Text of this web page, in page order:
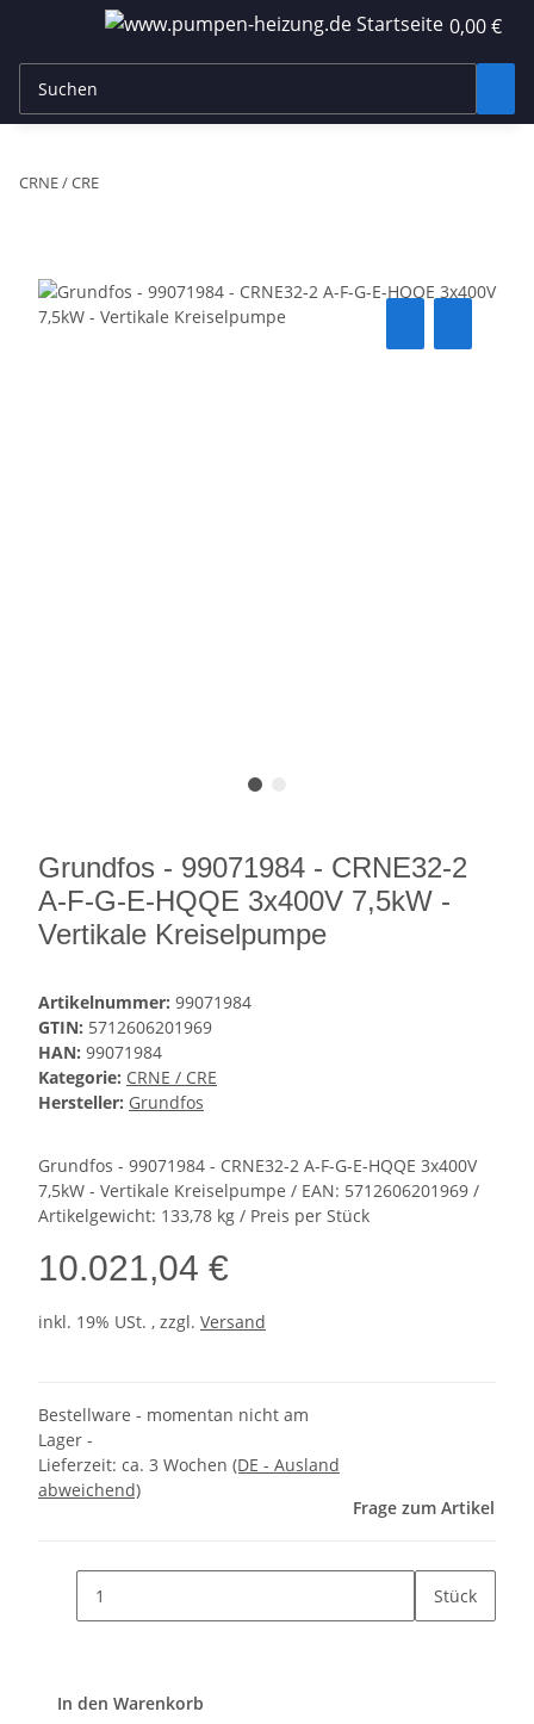
0,00 €
CRNE / CRE
Grundfos - 99071984 - CRNE32-2
A-F-G-E-HQQE 3x400V 7,5kW -
Vertikale Kreiselpumpe
Artikelnummer: 99071984
GTIN: 5712606201969
HAN: 99071984
Kategorie: CRNE / CRE
Hersteller: Grundfos
Grundfos - 99071984 - CRNE32-2 A-F-G-E-HQQE 3x400V
7,5kW - Vertikale Kreiselpumpe / EAN: 5712606201969 /
Artikelgewicht: 133,78 kg / Preis per Stück
10.021,04 €
inkl. 19% USt. , zzgl. Versand
Bestellware - momentan nicht am
Lager -
Lieferzeit: ca. 3 Wochen (DE - Ausland
abweichend)
Frage zum Artikel
Stück
In den Warenkorb